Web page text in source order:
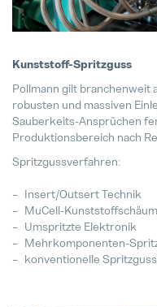
Kunststoff-Spritzguss
Pollmann gilt branchenweit
robusten und massiven
Sauberkeits-Ansprüchen
Produktionsbereich nach
Spritzgussverfahren:
Insert/Outsert Technik
MuCell-
Umspritzte Elektronik
Mehrkomponenten-
konventionelle